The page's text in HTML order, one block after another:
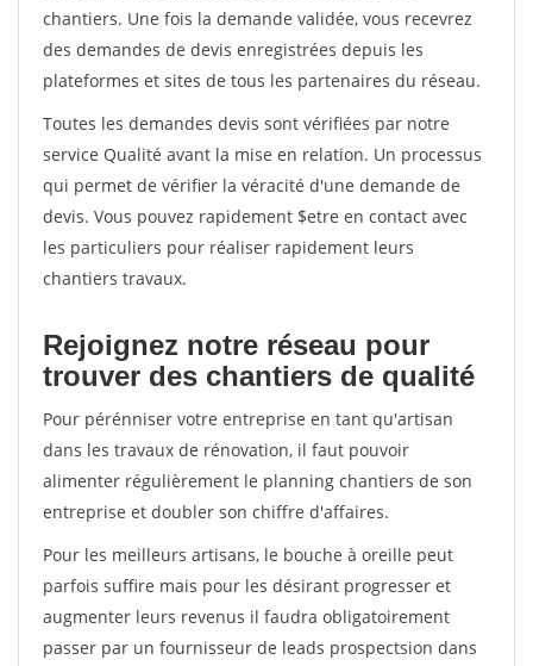
chantiers. Une fois la demande validée, vous recevrez
des demandes de devis enregistrées depuis les
plateformes et sites de tous les partenaires du réseau.
Toutes les demandes devis sont vérifiées par notre
service Qualité avant la mise en relation. Un processus
qui permet de vérifier la véracité d'une demande de
devis. Vous pouvez rapidement $etre en contact avec
les particuliers pour réaliser rapidement leurs
chantiers travaux.
Rejoignez notre réseau pour
trouver des chantiers de qualité
Pour pérénniser votre entreprise en tant qu'artisan
dans les travaux de rénovation, il faut pouvoir
alimenter régulièrement le planning chantiers de son
entreprise et doubler son chiffre d'affaires.
Pour les meilleurs artisans, le bouche à oreille peut
parfois suffire mais pour les désirant progresser et
augmenter leurs revenus il faudra obligatoirement
passer par un fournisseur de leads prospectsion dans